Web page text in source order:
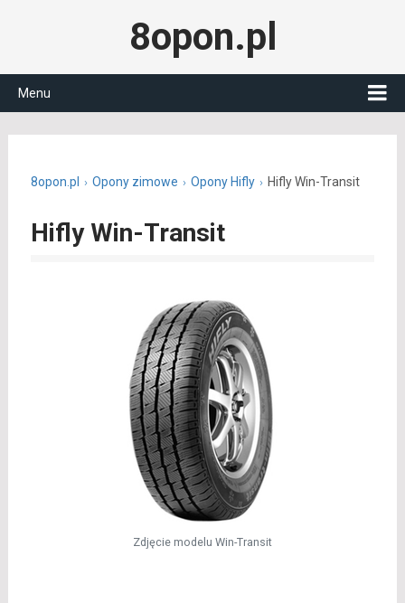
8opon.pl
Menu
8opon.pl Opony zimowe Opony Hifly Hifly Win-Transit
Hifly Win-Transit
Zdjęcie modelu Win-Transit